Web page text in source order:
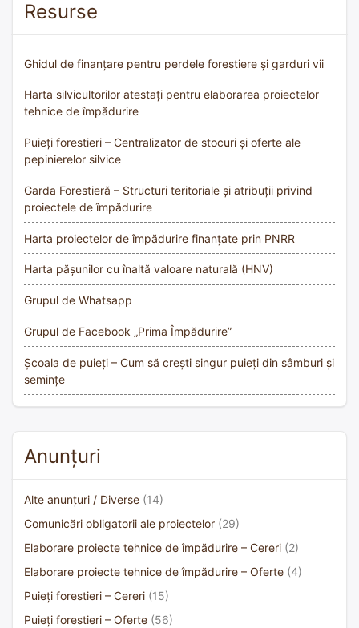
Resurse
Ghidul de finanțare pentru perdele forestiere și garduri vii
Harta silvicultorilor atestați pentru elaborarea proiectelor
tehnice de împădurire
Puieți forestieri – Centralizator de stocuri și oferte ale
pepinierelor silvice
Garda Forestieră – Structuri teritoriale și atribuții privind
proiectele de împădurire
Harta proiectelor de împădurire finanțate prin PNRR
Harta pășunilor cu înaltă valoare naturală (HNV)
Grupul de Whatsapp
Grupul de Facebook „Prima Împădurire”
Școala de puieți – Cum să crești singur puieți din sâmburi și
semințe
Anunțuri
Alte anunțuri / Diverse (14)
Comunicări obligatorii ale proiectelor (29)
Elaborare proiecte tehnice de împădurire – Cereri (2)
Elaborare proiecte tehnice de împădurire – Oferte (4)
Puieți forestieri – Cereri (15)
Puieți forestieri – Oferte (56)